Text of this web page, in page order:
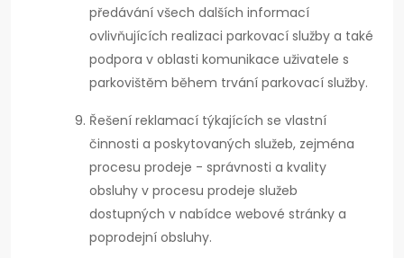
předávání všech dalších informací
ovlivňujících realizaci parkovací služby a také
podpora v oblasti komunikace uživatele s
parkovištěm během trvání parkovací služby.
Řešení reklamací týkajících se vlastní
činnosti a poskytovaných služeb, zejména
procesu prodeje - správnosti a kvality
obsluhy v procesu prodeje služeb
dostupných v nabídce webové stránky a
poprodejní obsluhy.